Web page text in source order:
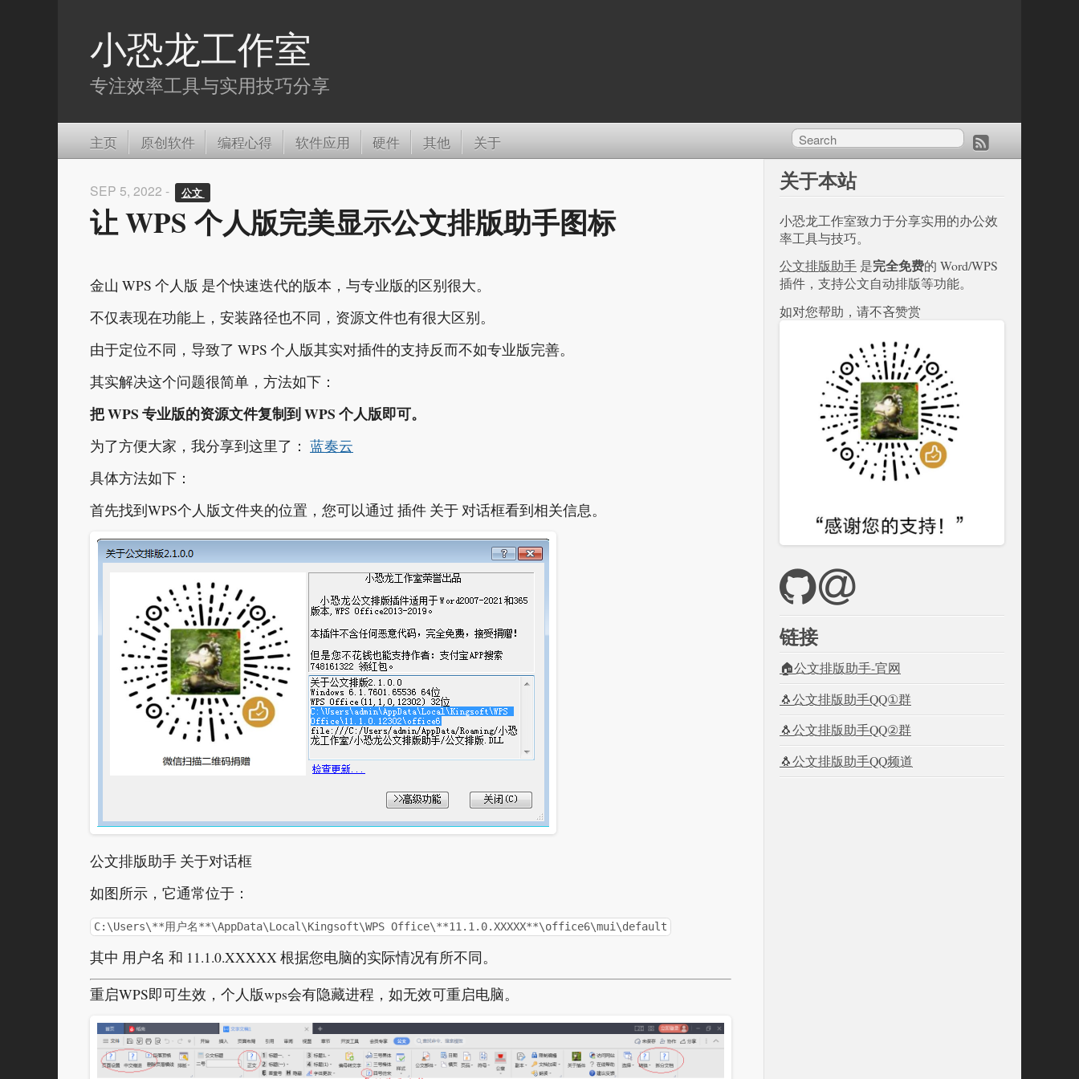
小恐龙工作室
专注效率工具与实用技巧分享
主页 原创软件 编程心得 软件应用 硬件 其他 关于
SEP 5, 2022 - 公文
让 WPS 个人版完美显示公文排版助手图标
金山 WPS 个人版 是个快速迭代的版本，与专业版的区别很大。
不仅表现在功能上，安装路径也不同，资源文件也有很大区别。
由于定位不同，导致了 WPS 个人版其实对插件的支持反而不如专业版完善。
其实解决这个问题很简单，方法如下：
把 WPS 专业版的资源文件复制到 WPS 个人版即可。
为了方便大家，我分享到这里了： 蓝奏云
具体方法如下：
首先找到WPS个人版文件夹的位置，您可以通过 插件 关于 对话框看到相关信息。
公文排版助手 关于对话框
如图所示，它通常位于：
C:\Users\**用户名**\AppData\Local\Kingsoft\WPS Office\**11.1.0.XXXXX**\office6\mui\default
其中 用户名 和 11.1.0.XXXXX 根据您电脑的实际情况有所不同。
重启WPS即可生效，个人版wps会有隐藏进程，如无效可重启电脑。
关于本站
小恐龙工作室致力于分享实用的办公效
率工具与技巧。
公文排版助手 是完全免费的 Word/WPS
插件，支持公文自动排版等功能。
如对您帮助，请不吝赞赏
链接
🏠公文排版助手-官网
🐧公文排版助手QQ①群
🐧公文排版助手QQ②群
🐧公文排版助手QQ频道